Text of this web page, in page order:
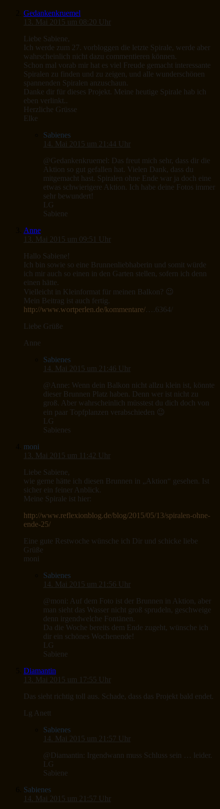
Gedankenkruemel
13. Mai 2015 um 08:20 Uhr
Liebe Sabiene,
Ich werde zum 27. vorbloggen die letzte Spirale, werde aber
wahrscheinlich nicht dazu commentieren können.
Schon mal vorab mir hat es viel Freude gemacht interessante
Spiralen zu finden und zu zeigen, und alle wunderschönen
spannenden Spiralen anzuschaun.
Danke dir für dieses Projekt. Meine heutige Spirale hab ich
eben verlinkt..
Herzliche Grüsse
Elke
Sabienes
14. Mai 2015 um 21:44 Uhr
@Gedankenkruemel: Das freut mich sehr, dass dir die
Aktion so gut gefallen hat. Vielen Dank, dass du
mitgemacht hast. Spiralen ohne Ende war ja doch eine
etwas schwierigere Aktion. Ich habe deine Fotos immer
sehr bewundert!
LG
Sabiene
Anne
13. Mai 2015 um 09:51 Uhr
Hallo Sabiene!
Ich bin sowie so eine Brunnenliebhaberin und somit würde
ich mir auch so einen in den Garten stellen, sofern ich denn
einen hätte.
Vielleicht in Kleinformat für meinen Balkon? 😉
Mein Beitrag ist auch fertig.
http://www.wortperlen.de/kommentare/….6364/
Liebe Grüße
Anne
Sabienes
14. Mai 2015 um 21:46 Uhr
@Anne: Wenn dein Balkon nicht allzu klein ist, könnte
dieser Brunnen Platz haben. Denn wer ist nicht zu
groß. Aber wahrscheinlich müsstest du dich doch von
ein paar Topfplanzen verabschieden 😉
LG
Sabienes
moni
13. Mai 2015 um 11:42 Uhr
Liebe Sabiene,
wie gerne hätte ich diesen Brunnen in „Aktion“ gesehen. Ist
sicher ein feiner Anblick.
Meine Spirale ist hier:
http://www.reflexionblog.de/blog/2015/05/13/spiralen-ohne-
ende-25/
Eine gute Restwoche wünsche ich Dir und schicke liebe
Grüße
moni
Sabienes
14. Mai 2015 um 21:56 Uhr
@moni: Auf dem Foto ist der Brunnen in Aktion, aber
man sieht das Wasser nicht groß sprudeln, geschweige
denn irgendwelche Fontänen.
Da die Woche bereits dem Ende zugeht, wünsche ich
dir ein schönes Wochenende!
LG
Sabiene
Diamantin
13. Mai 2015 um 17:55 Uhr
Das sieht richtig toll aus. Schade, dass das Projekt bald endet.
Lg Anett
Sabienes
14. Mai 2015 um 21:57 Uhr
@Diamantin: Irgendwann muss Schluss sein … leider.
LG
Sabiene
Sabienes
14. Mai 2015 um 21:57 Uhr